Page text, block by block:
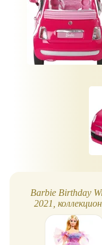
Barbie Birthday
2021,
кукла